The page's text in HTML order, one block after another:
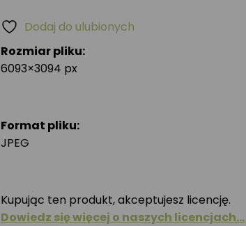
Rozmiar pliku:
6093×3094 px
Format pliku:
JPEG
Kupując ten produkt, akceptujesz licencję.
Dowiedz się więcej o naszych licencjach…
Dodaj do ulubionych